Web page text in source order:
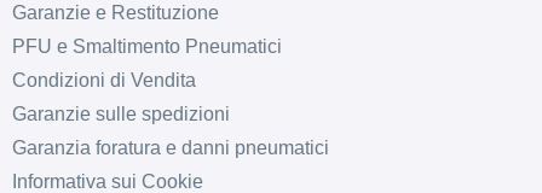
Garanzie e Restituzione
PFU e Smaltimento Pneumatici
Condizioni di Vendita
Garanzie sulle spedizioni
Garanzia foratura e danni pneumatici
Informativa sui Cookie